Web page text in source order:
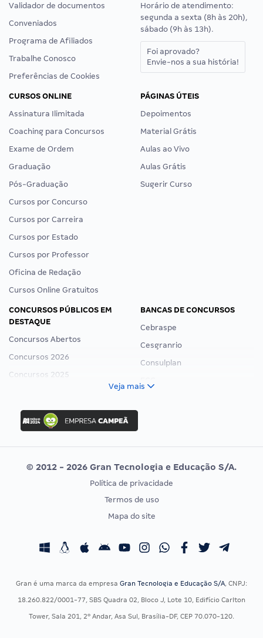
Validador de documentos
Conveniados
Programa de Afiliados
Trabalhe Conosco
Preferências de Cookies
Horário de atendimento:
segunda a sexta (8h às 20h),
sábado (9h às 13h).
Foi aprovado?
Envie-nos a sua história!
CURSOS ONLINE
Assinatura Ilimitada
Coaching para Concursos
Exame de Ordem
Graduação
Pós-Graduação
Cursos por Concurso
Cursos por Carreira
Cursos por Estado
Cursos por Professor
Oficina de Redação
Cursos Online Gratuitos
PÁGINAS ÚTEIS
Depoimentos
Material Grátis
Aulas ao Vivo
Aulas Grátis
Sugerir Curso
CONCURSOS PÚBLICOS EM
DESTAQUE
Concursos Abertos
Concursos 2026
Concursos 2025
Concurso Ibama
Concurso MPU
Editais publicados
BANCAS DE CONCURSOS
Cebraspe
Cesgranrio
Consulplan
Vunesp
CONCURSOS POR PROFISSÃO
Concursos Fiscais
EXAME DE ORDEM
Calendário OAB
Veja mais
© 2012 - 2026 Gran Tecnologia e Educação S/A.
Política de privacidade
Termos de uso
Mapa do site
Gran é uma marca da empresa Gran Tecnologia e Educação S/A, CNPJ:
18.260.822/0001-77, SBS Quadra 02, Bloco J, Lote 10, Edifício Carlton
Tower, Sala 201, 2º Andar, Asa Sul, Brasília-DF, CEP 70.070-120.